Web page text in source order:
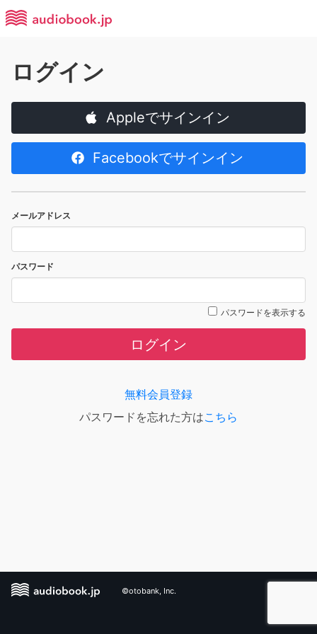
ログイン
Appleでサインイン
Facebookでサインイン
メールアドレス
パスワード
パスワードを表示する
ログイン
無料会員登録
パスワードを忘れた方はこちら
©otobank, Inc.